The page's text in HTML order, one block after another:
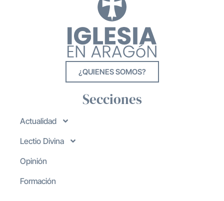
¿QUIENES SOMOS?
Secciones
Actualidad
Lectio Divina
Opinión
Formación